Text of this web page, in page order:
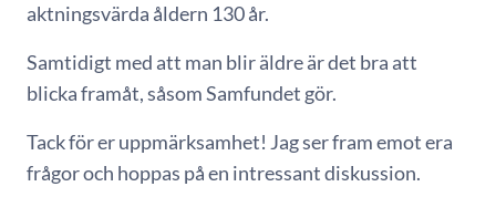
aktningsvärda åldern 130 år.
Samtidigt med att man blir äldre är det bra att
blicka framåt, såsom Samfundet gör.
Tack för er uppmärksamhet! Jag ser fram emot era
frågor och hoppas på en intressant diskussion.